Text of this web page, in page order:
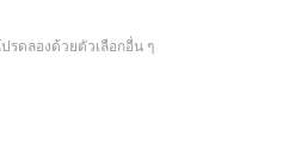
รดลองด้วยตัวเลือกอื่น ๆ